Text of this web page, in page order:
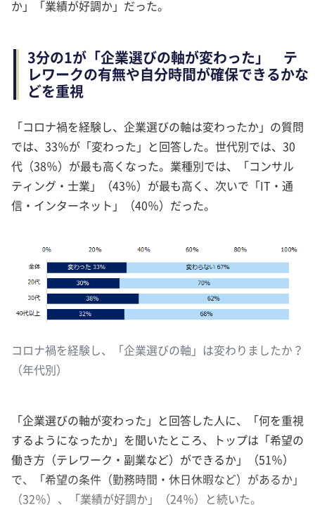
か」「業績が好調か」だった。
3分の1が「企業選びの軸が変わった」 テ
レワークの有無や自分時間が確保できるかな
どを重視
「コロナ禍を経験し、企業選びの軸は変わったか」の質問
では、33％が「変わった」と回答した。世代別では、30
代（38％）が最も高くなった。業種別では、「コンサル
ティング・士業」（43％）が最も高く、次いで「IT・通
信・インターネット」（40％）だった。
コロナ禍を経験し、「企業選びの軸」は変わりましたか？
（年代別）
「企業選びの軸が変わった」と回答した人に、「何を重視
するようになったか」を聞いたところ、トップは「希望の
働き方（テレワーク・副業など）ができるか」（51％）
で、「希望の条件（勤務時間・休日休暇など）があるか」
（32％）、「業績が好調か」（24％）と続いた。